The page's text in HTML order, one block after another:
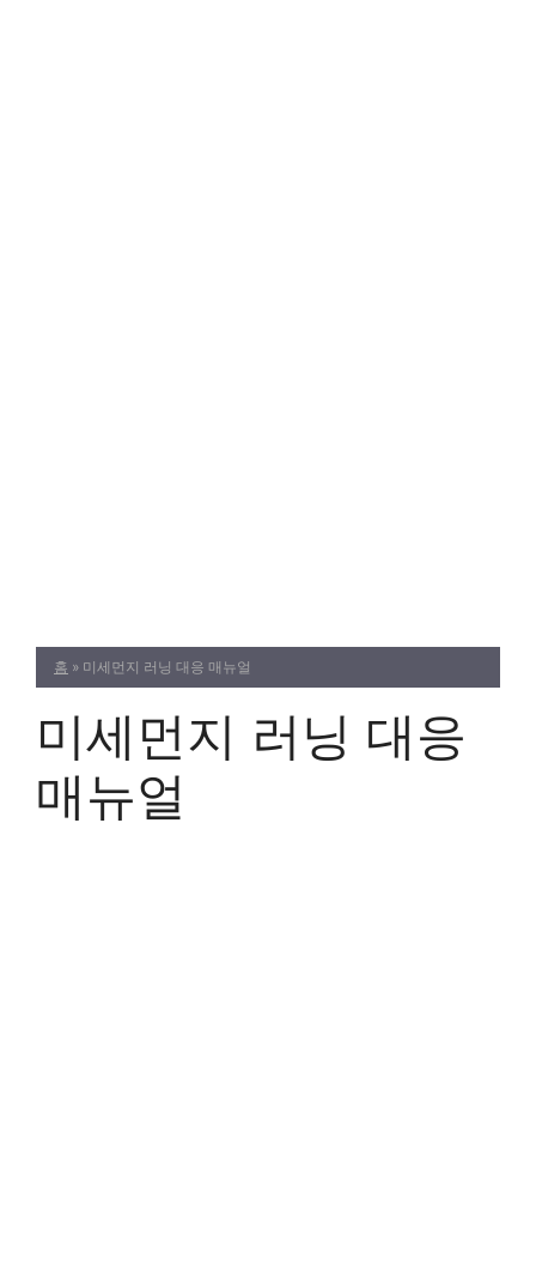
content
홈 » 미세먼지 러닝 대응 매뉴얼
미세먼지 러닝 대응
매뉴얼